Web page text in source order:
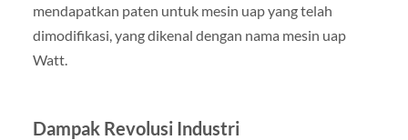
mendapatkan paten untuk mesin uap yang telah
dimodifikasi, yang dikenal dengan nama mesin uap
Watt.
Dampak Revolusi Industri